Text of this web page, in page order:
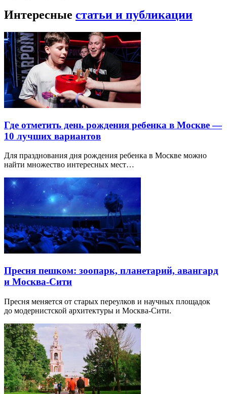
Интересные статьи и публикации
Где отметить день рождения ребенка в Москве —
10 лучших вариантов
Для празднования дня рождения ребенка в Москве можно
найти множество интересных мест…
Пресня пешком: зоопарк, планетарий, авангард
и Москва-Сити
Пресня меняется от старых переулков и научных площадок
до модернистской архитектуры и Москва-Сити.